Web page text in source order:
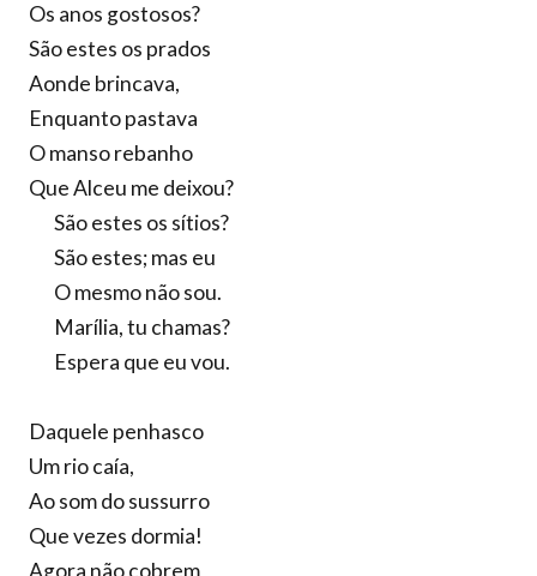
Os anos gostosos?
São estes os prados
Aonde brincava,
Enquanto pastava
O manso rebanho
Que Alceu me deixou?
São estes os sítios?
São estes; mas eu
O mesmo não sou.
Marília, tu chamas?
Espera que eu vou.
Daquele penhasco
Um rio caía,
Ao som do sussurro
Que vezes dormia!
Agora não cobrem